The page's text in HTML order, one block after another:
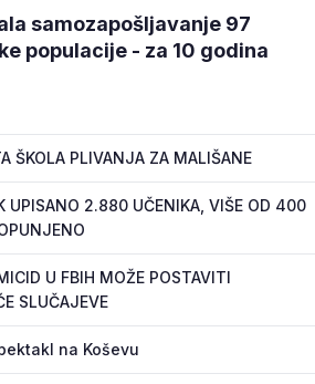
samozapošljavanje 97
populacije - za 10 godina
ŠKOLA PLIVANJA ZA MALIŠANE
UPISANO 2.880 UČENIKA, VIŠE OD 400
U FBIH MOŽE POSTAVITI
SLUČAJEVE
na Koševu